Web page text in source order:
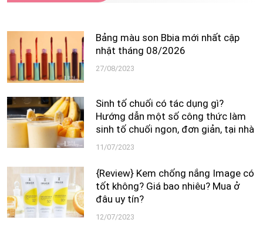
Bảng màu son Bbia mới nhất cập
nhật tháng 08/2026
27/08/2023
Sinh tố chuối có tác dụng gì?
Hướng dẫn một số công thức làm
sinh tố chuối ngon, đơn giản, tại nhà
11/07/2023
{Review} Kem chống nắng Image có
tốt không? Giá bao nhiêu? Mua ở
đâu uy tín?
12/07/2023